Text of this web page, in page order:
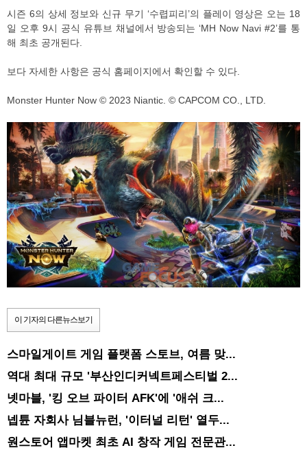
시즌 6의 상세 정보와 신규 무기 ‘수렵피리’의 플레이 영상은 오는 18
일 오후 9시 공식 유튜브 채널에서 방송되는 ‘MH Now Navi #2’를 통
해 최초 공개된다.
보다 자세한 사항은 공식 홈페이지에서 확인할 수 있다.
Monster Hunter Now © 2023 Niantic. © CAPCOM CO., LTD.
이 기자의 다른뉴스보기
스마일게이트 게임 플랫폼 스토브, 여름 맞...
역대 최대 규모 '부산인디커넥트페스티벌 2...
넷마블, '킹 오브 파이터 AFK'에 '애쉬 크...
넵튠 자회사 님블뉴런, '이터널 리턴' 열두...
원스토어 앱마켓 최초 AI 창작 게임 전문관...